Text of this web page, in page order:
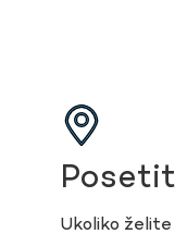
Ukoliko želite